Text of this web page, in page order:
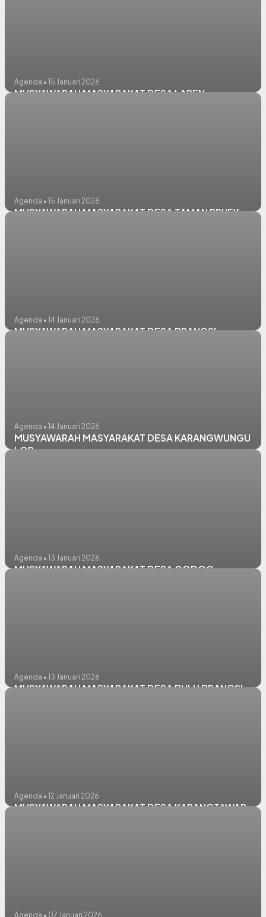
Agenda • 15 Januari 2026
MUSYAWARAH MASYARAKAT DESA LAREN
Agenda • 15 Januari 2026
MUSYAWARAH MASYARAKAT DESA TAMAN PRIJEK
Agenda • 14 Januari 2026
MUSYAWARAH MASYARAKAT DESA BRANGSI
Agenda • 14 Januari 2026
MUSYAWARAH MASYARAKAT DESA KARANGWUNGU
LOR
Agenda • 13 Januari 2026
MUSYAWARAH MASYARAKAT DESA GODOG
Agenda • 13 Januari 2026
MUSYAWARAH MASYARAKAT DESA BULU BRANGSI
Agenda • 12 Januari 2026
MUSYAWARAH MASYARAKAT DESA KARANGTAWAR
Agenda • 07 Januari 2026